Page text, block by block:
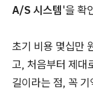
A/S 시스템'을 확
초기 비용 몇십만
고, 처음부터 제대
길이라는 점, 꼭